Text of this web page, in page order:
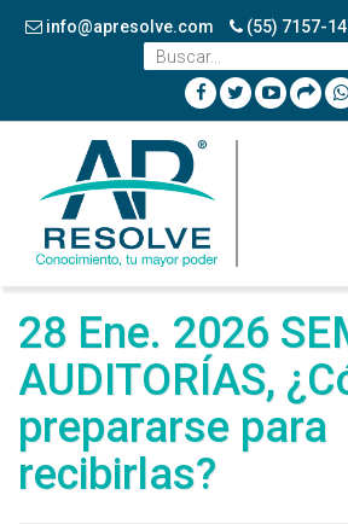
info@apresolve.com (55) 7157-
28 Ene. 2026
AUDITORÍAS,
prepararse para
recibirlas?